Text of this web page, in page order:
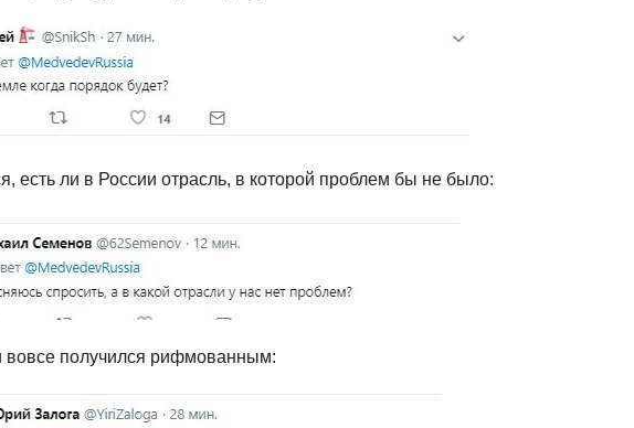
есть ли в России отрасль, в которой проблем бы не было:
получился рифмованным: